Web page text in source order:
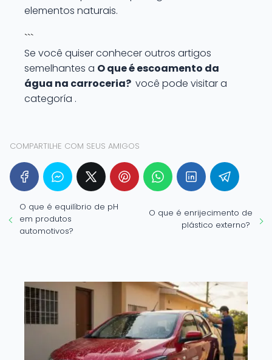
elementos naturais.
```
Se você quiser conhecer outros artigos
semelhantes a O que é escoamento da
água na carroceria? você pode visitar a
categoría .
COMPARTILHE COM SEUS AMIGOS
O que é equilíbrio de pH
em produtos
automotivos?
O que é enrijecimento de
plástico externo?